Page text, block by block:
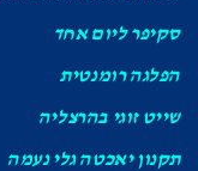
סקיפר ליום אחד
הפלגה רומנטית
שייט זוגי בהרצליה
תקנון יאכטה גלי נעמה